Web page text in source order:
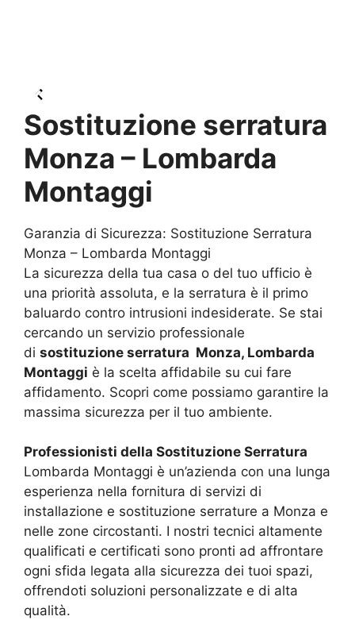
Sostituzione serratura
Monza – Lombarda
Montaggi
Garanzia di Sicurezza: Sostituzione Serratura
Monza – Lombarda Montaggi
La sicurezza della tua casa o del tuo ufficio è
una priorità assoluta, e la serratura è il primo
baluardo contro intrusioni indesiderate. Se stai
cercando un servizio professionale
di sostituzione serratura Monza, Lombarda
Montaggi è la scelta affidabile su cui fare
affidamento. Scopri come possiamo garantire la
massima sicurezza per il tuo ambiente.
Professionisti della Sostituzione Serratura
Lombarda Montaggi è un’azienda con una lunga
esperienza nella fornitura di servizi di
installazione e sostituzione serrature a Monza e
nelle zone circostanti. I nostri tecnici altamente
qualificati e certificati sono pronti ad affrontare
ogni sfida legata alla sicurezza dei tuoi spazi,
offrendoti soluzioni personalizzate e di alta
qualità.